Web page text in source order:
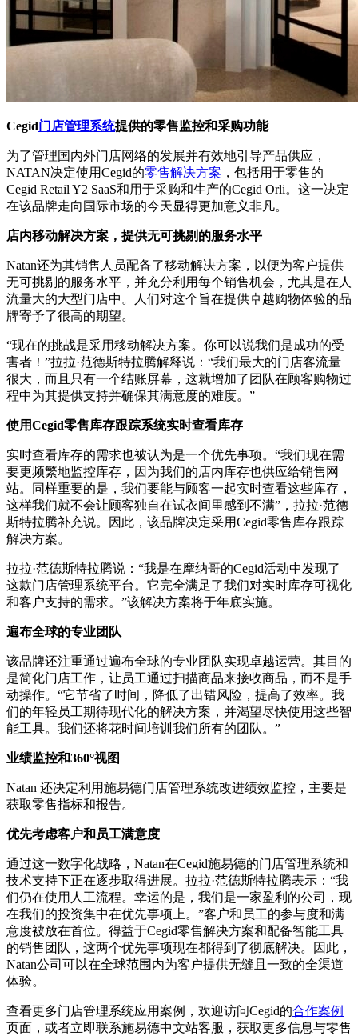
Cegid门店管理系统提供的零售监控和采购功能
为了管理国内外门店网络的发展并有效地引导产品供应，
NATAN决定使用Cegid的零售解决方案 ，包括用于零售的
Cegid Retail Y2 SaaS和用于采购和生产的Cegid Orli。这一决定
在该品牌走向国际市场的今天显得更加意义非凡。
店内移动解决方案，提供无可挑剔的服务水平
Natan还为其销售人员配备了移动解决方案，以便为客户提供
无可挑剔的服务水平，并充分利用每个销售机会，尤其是在人
流量大的大型门店中。人们对这个旨在提供卓越购物体验的品
牌寄予了很高的期望。
“现在的挑战是采用移动解决方案。你可以说我们是成功的受
害者！”拉拉·范德斯特拉腾解释说：“我们最大的门店客流量
很大，而且只有一个结账屏幕，这就增加了团队在顾客购物过
程中为其提供支持并确保其满意度的难度。”
使用Cegid零售库存跟踪系统实时查看库存
实时查看库存的需求也被认为是一个优先事项。“我们现在需
要更频繁地监控库存，因为我们的店内库存也供应给销售网
站。同样重要的是，我们要能与顾客一起实时查看这些库存，
这样我们就不会让顾客独自在试衣间里感到不满”，拉拉·范德
斯特拉腾补充说。因此，该品牌决定采用Cegid零售库存跟踪
解决方案。
拉拉·范德斯特拉腾说：“我是在摩纳哥的Cegid活动中发现了
这款门店管理系统平台。它完全满足了我们对实时库存可视化
和客户支持的需求。”该解决方案将于年底实施。
遍布全球的专业团队
该品牌还注重通过遍布全球的专业团队实现卓越运营。其目的
是简化门店工作，让员工通过扫描商品来接收商品，而不是手
动操作。“它节省了时间，降低了出错风险，提高了效率。我
们的年轻员工期待现代化的解决方案，并渴望尽快使用这些智
能工具。我们还将花时间培训我们所有的团队。”
业绩监控和360°视图
Natan 还决定利用施易德门店管理系统改进绩效监控，主要是
获取零售指标和报告。
优先考虑客户和员工满意度
通过这一数字化战略，Natan在Cegid施易德的门店管理系统和
技术支持下正在逐步取得进展。拉拉·范德斯特拉腾表示：“我
们仍在使用人工流程。幸运的是，我们是一家盈利的公司，现
在我们的投资集中在优先事项上。”客户和员工的参与度和满
意度被放在首位。得益于Cegid零售解决方案和配备智能工具
的销售团队，这两个优先事项现在都得到了彻底解决。因此，
Natan公司可以在全球范围内为客户提供无缝且一致的全渠道
体验。
查看更多门店管理系统应用案例，欢迎访问Cegid的合作案例
页面，或者立即联系施易德中文站客服，获取更多信息与零售